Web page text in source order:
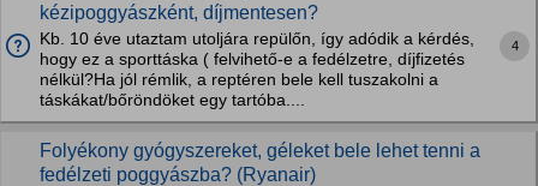
kézipoggyászként, díjmentesen?
Kb. 10 éve utaztam utoljára repülőn, így adódik a kérdés,
hogy ez a sporttáska ( felvihető-e a fedélzetre, díjfizetés
nélkül?Ha jól rémlik, a reptéren bele kell tuszakolni a
táskákat/bőröndöket egy tartóba....
4
Folyékony gyógyszereket, géleket bele lehet tenni a
fedélzeti poggyászba? (Ryanair)